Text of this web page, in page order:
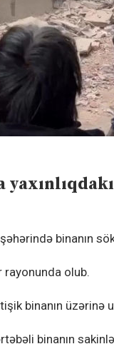
binanın
rayonunda olub.
binanın üzərinə
binanın